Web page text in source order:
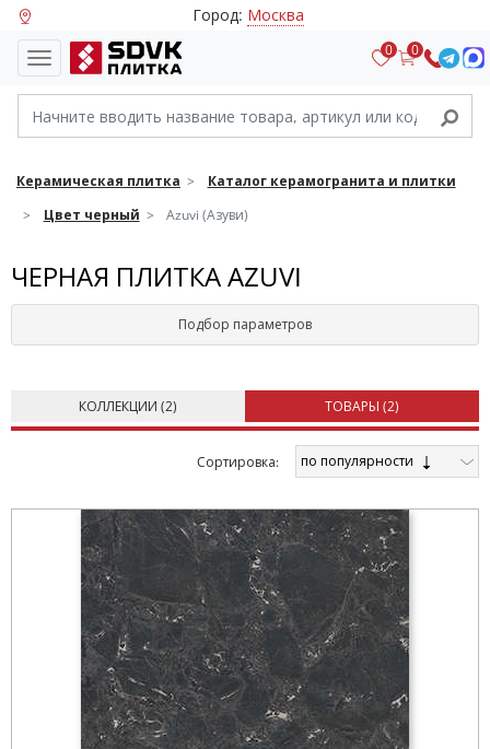
Город: Москва
0 0
Керамическая плитка
Каталог керамогранита и плитки
Цвет черный
Azuvi (Азуви)
ЧЕРНАЯ ПЛИТКА AZUVI
Подбор параметров
КОЛЛЕКЦИИ (2) ТОВАРЫ (2)
Cортировка: по популярности